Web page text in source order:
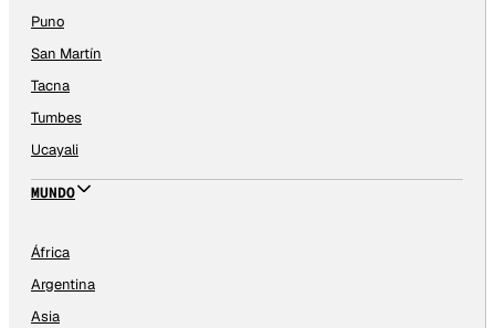
Puno
San Martín
Tacna
Tumbes
Ucayali
MUNDO
África
Argentina
Asia